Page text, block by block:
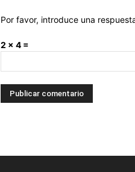
Por favor, introduce una
2 × 4 =